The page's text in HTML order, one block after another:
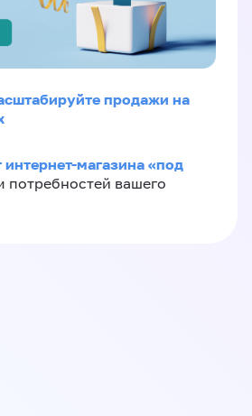
продажи на
интернет-магазина «под
потребностей вашего